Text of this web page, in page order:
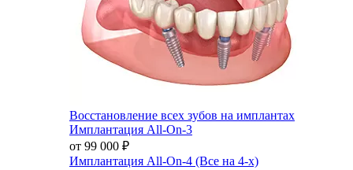
Восстановление всех зубов на имплантах
Имплантация All-On-3
от 99 000 ₽
Имплантация All-On-4 (Все на 4-х)